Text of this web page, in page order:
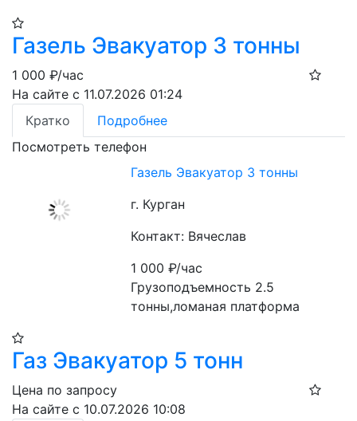
Газель Эвакуатор 3 тонны
1 000 ₽/час
На сайте с 11.07.2026 01:24
Кратко
Подробнее
Посмотреть телефон
Газель Эвакуатор 3 тонны
г. Курган
Контакт: Вячеслав
1 000₽/час
Грузоподъемность 2.5
тонны,ломаная платформа
Газ Эвакуатор 5 тонн
Цена по запросу
На сайте с 10.07.2026 10:08